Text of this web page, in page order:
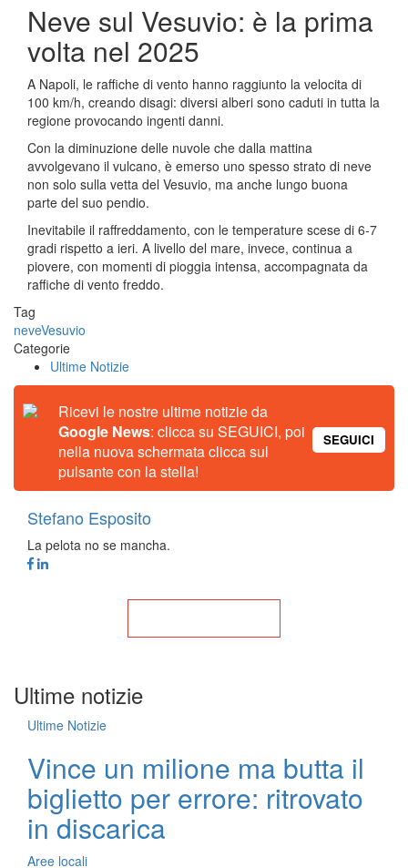
Neve sul Vesuvio: è la prima
volta nel 2025
A Napoli, le raffiche di vento hanno raggiunto la velocita di
100 km/h, creando disagi: diversi alberi sono caduti in tutta la
regione provocando ingenti danni.
Con la diminuzione delle nuvole che dalla mattina
avvolgevano il vulcano, è emerso uno spesso strato di neve
non solo sulla vetta del Vesuvio, ma anche lungo buona
parte del suo pendio.
Inevitabile il raffreddamento, con le temperature scese di 6-7
gradi rispetto a ieri. A livello del mare, invece, continua a
piovere, con momenti di pioggia intensa, accompagnata da
raffiche di vento freddo.
Tag
neveVesuvio
Categorie
Ultime Notizie
Ricevi le nostre ultime notizie da
Google News: clicca su SEGUICI, poi
nella nuova schermata clicca sul
pulsante con la stella!
SEGUICI
Stefano Esposito
La pelota no se mancha.
Ultime notizie
Ultime Notizie
Vince un milione ma butta il
biglietto per errore: ritrovato
in discarica
Aree locali